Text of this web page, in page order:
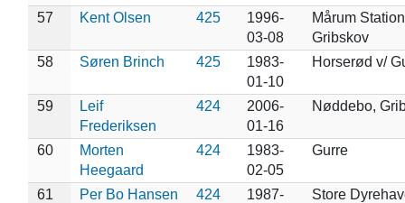
57
Kent Olsen 425
1996-
03-08
Mårum
Gribskov
58
Søren Brinch 425
1983-
01-10
Horserød v/
59
Leif
Frederiksen
424
2006-
01-16
Nøddebo,
60
Morten
Heegaard
424
1983-
02-05
Gurre
61 Per Bo Hansen 424
1987-
Store